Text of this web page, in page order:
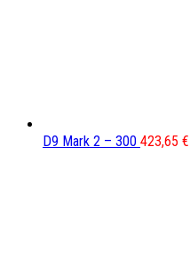
D9 Mark 2 – 300 423,65 €